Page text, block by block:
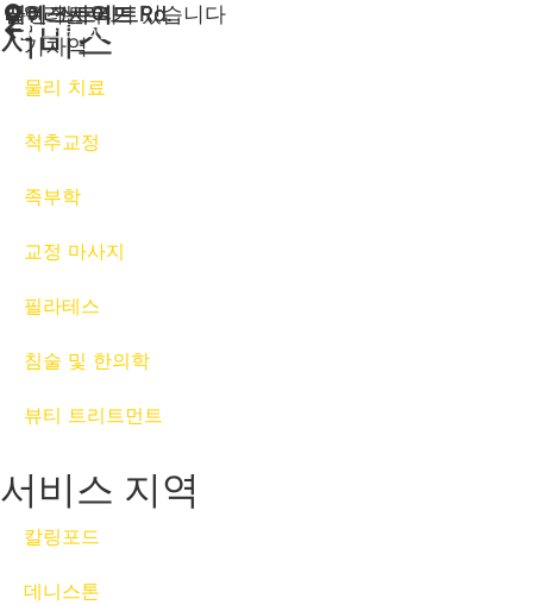
우리는 여기 있습니다
레이크사이드 Rd.
레이크사이드 Rd.
글렌 스트리트
글렌 스트리트
이스트우드
기차역
도보 5분
서비스
물리 치료
척추교정
족부학
교정 마사지
필라테스
침술 및 한의학
뷰티 트리트먼트
서비스 지역
칼링포드
데니스톤